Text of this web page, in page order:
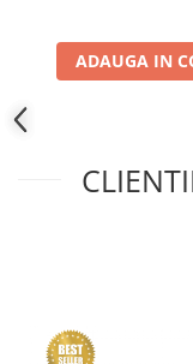
ADAUGA IN